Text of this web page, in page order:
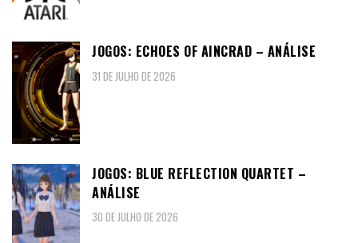
JOGOS: ECHOES OF AINCRAD – ANÁLISE
31 DE JULHO DE 2026
JOGOS: BLUE REFLECTION QUARTET –
ANÁLISE
30 DE JULHO DE 2026